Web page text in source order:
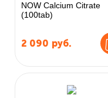
NOW Calcium Citrate
(100tab)
2 090 руб.